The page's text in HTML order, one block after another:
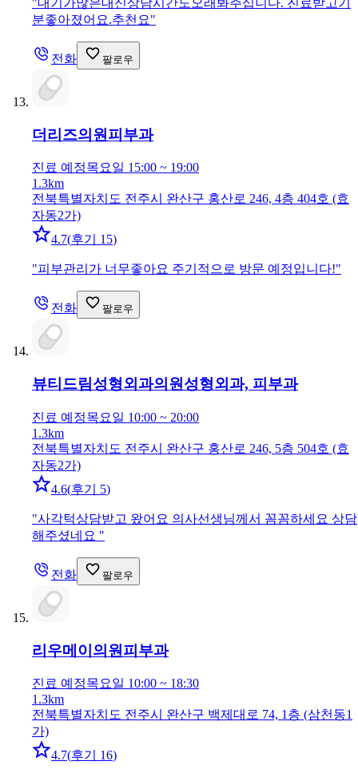
"대기가많은대신상담시간도오래봐주십니다. 진료받고기
분좋아졌어요.추천요"
전화 팔로우
더리즈의원 피부과
진료 예정목요일 15:00 ~ 19:00
1.3km
전북특별자치도 전주시 완산구 홍산로 246, 4층 404호 (효
자동2가)
4.7(후기 15)
"피부관리가 너무좋아요 주기적으로 방문 예정입니다!"
전화 팔로우
뷰티드림성형외과의원 성형외과, 피부과
진료 예정목요일 10:00 ~ 20:00
1.3km
전북특별자치도 전주시 완산구 홍산로 246, 5층 504호 (효
자동2가)
4.6(후기 5)
"사각턱상담받고 왔어요 의사선생님께서 꼼꼼하세요 상담
해주셨네요 "
전화 팔로우
리우메이의원 피부과
진료 예정목요일 10:00 ~ 18:30
1.3km
전북특별자치도 전주시 완산구 백제대로 74, 1층 (삼천동1
가)
4.7(후기 16)